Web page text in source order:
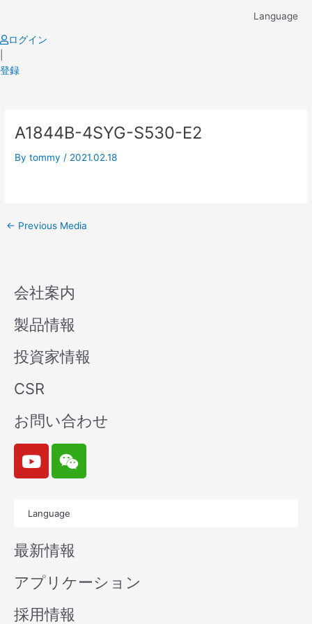
content
Language
ログイン
登録
A1844B-4SYG-S530-E2
Bytommy / 2021.02.18
navigation
← Previous Media
会社案内
製品情報
投資家情報
CSR
お問い合わせ
Y
o
u
b
e
W
e
i
n
Language
最新情報
アプリケーション
採用情報